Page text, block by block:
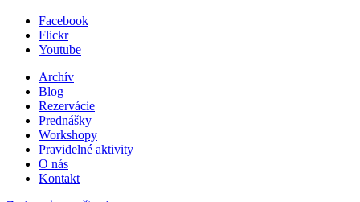
Facebook
Flickr
Youtube
Archív
Blog
Rezervácie
Prednášky
Workshopy
Pravidelné aktivity
O nás
Kontakt